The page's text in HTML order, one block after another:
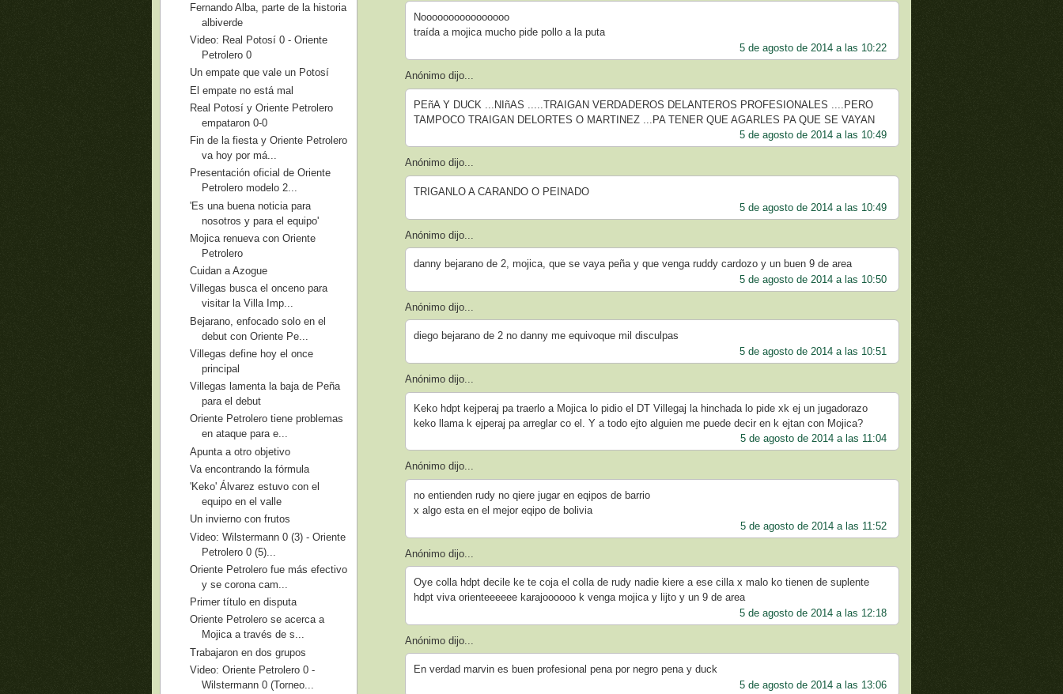
Noooooooooooooooo
traída a mojica mucho pide pollo a la puta
5 de agosto de 2014 a las 10:22
Anónimo dijo...
PEñA Y DUCK ...NIñAS .....TRAIGAN VERDADEROS DELANTEROS PROFESIONALES ....PERO
TAMPOCO TRAIGAN DELORTES O MARTINEZ ...PA TENER QUE AGARLES PA QUE SE VAYAN
5 de agosto de 2014 a las 10:49
Anónimo dijo...
TRIGANLO A CARANDO O PEINADO
5 de agosto de 2014 a las 10:49
Anónimo dijo...
danny bejarano de 2, mojica, que se vaya peña y que venga ruddy cardozo y un buen 9 de area
5 de agosto de 2014 a las 10:50
Anónimo dijo...
diego bejarano de 2 no danny me equivoque mil disculpas
5 de agosto de 2014 a las 10:51
Anónimo dijo...
Keko hdpt kejperaj pa traerlo a Mojica lo pidio el DT Villegaj la hinchada lo pide xk ej un jugadorazo
keko llama k ejperaj pa arreglar co el. Y a todo ejto alguien me puede decir en k ejtan con Mojica?
5 de agosto de 2014 a las 11:04
Anónimo dijo...
no entienden rudy no qiere jugar en eqipos de barrio
x algo esta en el mejor eqipo de bolivia
5 de agosto de 2014 a las 11:52
Anónimo dijo...
Oye colla hdpt decile ke te coja el colla de rudy nadie kiere a ese cilla x malo ko tienen de suplente
hdpt viva orienteeeeee karajoooooo k venga mojica y lijto y un 9 de area
5 de agosto de 2014 a las 12:18
Anónimo dijo...
En verdad marvin es buen profesional pena por negro pena y duck
5 de agosto de 2014 a las 13:06
Fernando Alba, parte de la historia
albiverde
Video: Real Potosí 0 - Oriente
Petrolero 0
Un empate que vale un Potosí
El empate no está mal
Real Potosí y Oriente Petrolero
empataron 0-0
Fin de la fiesta y Oriente Petrolero
va hoy por má...
Presentación oficial de Oriente
Petrolero modelo 2...
'Es una buena noticia para
nosotros y para el equipo'
Mojica renueva con Oriente
Petrolero
Cuidan a Azogue
Villegas busca el onceno para
visitar la Villa Imp...
Bejarano, enfocado solo en el
debut con Oriente Pe...
Villegas define hoy el once
principal
Villegas lamenta la baja de Peña
para el debut
Oriente Petrolero tiene problemas
en ataque para e...
Apunta a otro objetivo
Va encontrando la fórmula
'Keko' Álvarez estuvo con el
equipo en el valle
Un invierno con frutos
Video: Wilstermann 0 (3) - Oriente
Petrolero 0 (5)...
Oriente Petrolero fue más efectivo
y se corona cam...
Primer título en disputa
Oriente Petrolero se acerca a
Mojica a través de s...
Trabajaron en dos grupos
Video: Oriente Petrolero 0 -
Wilstermann 0 (Torneo...